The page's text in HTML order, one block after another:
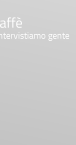
gente